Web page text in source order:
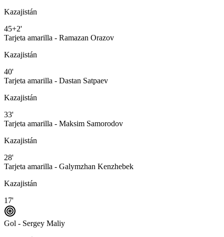
Kazajistán
45+2'
Tarjeta amarilla - Ramazan Orazov
Kazajistán
40'
Tarjeta amarilla - Dastan Satpaev
Kazajistán
33'
Tarjeta amarilla - Maksim Samorodov
Kazajistán
28'
Tarjeta amarilla - Galymzhan Kenzhebek
Kazajistán
17'
Gol - Sergey Maliy